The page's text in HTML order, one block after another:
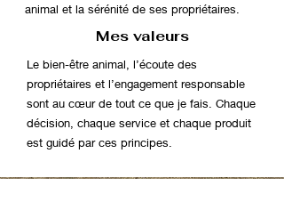
animal et la sérénité de ses propriétaires.
Mes valeurs
Le bien-être animal, l’écoute des
propriétaires et l’engagement responsable
sont au cœur de tout ce que je fais. Chaque
décision, chaque service et chaque produit
est guidé par ces principes.